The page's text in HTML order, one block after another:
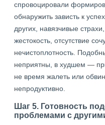
спровоцировали
обнаружить зависть к
других, навязчивые
жестокость, отсутствие
нечистоплотность.
неприятны, в худшем —
не время жалеть или
непродуктивно.
Шаг 5. Готовность
проблемами с